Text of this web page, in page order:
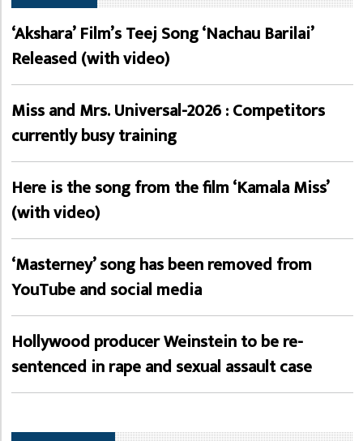
‘Akshara’ Film’s Teej Song ‘Nachau Barilai’
Released (with video)
Miss and Mrs. Universal-2026 : Competitors
currently busy training
Here is the song from the film ‘Kamala Miss’
(with video)
‘Masterney’ song has been removed from
YouTube and social media
Hollywood producer Weinstein to be re-
sentenced in rape and sexual assault case